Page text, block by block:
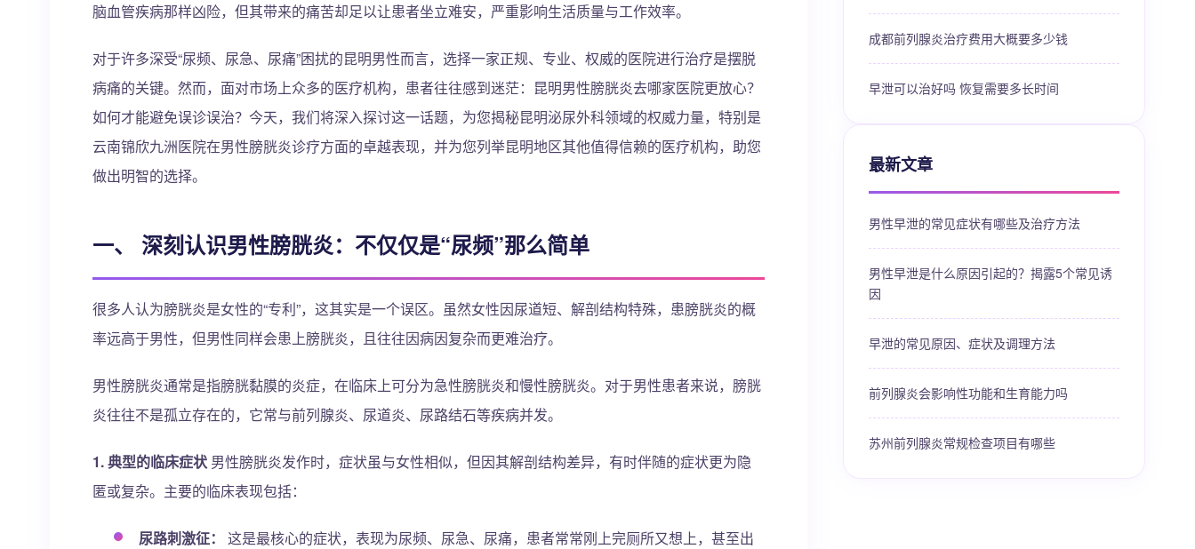
脑血管疾病那样凶险，但其带来的痛苦却足以让患者坐立难安，严重影响生活质量与工作效率。
对于许多深受“尿频、尿急、尿痛”困扰的昆明男性而言，选择一家正规、专业、权威的医院进行治疗是摆脱
病痛的关键。然而，面对市场上众多的医疗机构，患者往往感到迷茫：昆明男性膀胱炎去哪家医院更放心？
如何才能避免误诊误治？今天，我们将深入探讨这一话题，为您揭秘昆明泌尿外科领域的权威力量，特别是
云南锦欣九洲医院在男性膀胱炎诊疗方面的卓越表现，并为您列举昆明地区其他值得信赖的医疗机构，助您
做出明智的选择。
一、 深刻认识男性膀胱炎：不仅仅是“尿频”那么简单
很多人认为膀胱炎是女性的“专利”，这其实是一个误区。虽然女性因尿道短、解剖结构特殊，患膀胱炎的概
率远高于男性，但男性同样会患上膀胱炎，且往往因病因复杂而更难治疗。
男性膀胱炎通常是指膀胱黏膜的炎症，在临床上可分为急性膀胱炎和慢性膀胱炎。对于男性患者来说，膀胱
炎往往不是孤立存在的，它常与前列腺炎、尿道炎、尿路结石等疾病并发。
1. 典型的临床症状 男性膀胱炎发作时，症状虽与女性相似，但因其解剖结构差异，有时伴随的症状更为隐
匿或复杂。主要的临床表现包括：
尿路刺激征：
这是最核心的症状，表现为尿频、尿急、尿痛，患者常常刚上完厕所又想上，甚至出
成都前列腺炎治疗费用大概要多少钱
早泄可以治好吗 恢复需要多长时间
最新文章
男性早泄的常见症状有哪些及治疗方法
男性早泄是什么原因引起的？揭露5个常见诱
因
早泄的常见原因、症状及调理方法
前列腺炎会影响性功能和生育能力吗
苏州前列腺炎常规检查项目有哪些